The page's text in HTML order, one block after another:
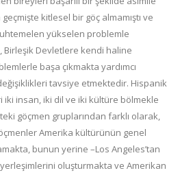
kitlesel bir göç almamıştı ve
yükselen problemle
Birleşik Devletlere kendi haline
başa çıkmakta yardımcı
tavsiye etmektedir. Hispanik
iki insan, iki dil ve iki kültüre bölmekle
göçmen gruplarından farklı olarak,
Amerika kültürünün genel
bunun yerine –Los Angeles’tan
oluşturmakta ve Amerikan